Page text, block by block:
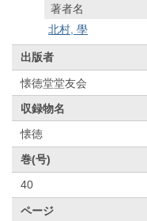
著者名
北村, 學
出版者
懐徳堂堂友会
収録物名
懐徳
巻(号)
40
ページ